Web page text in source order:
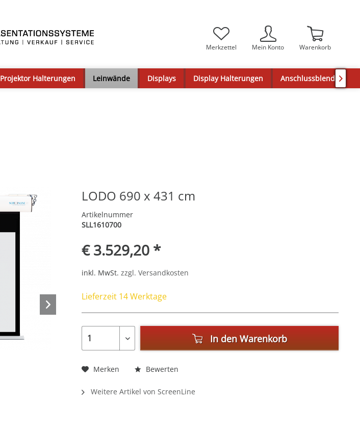
Merkzettel Mein Konto Warenkorb
Projektor Halterungen Leinwände Displays Display Halterungen Anschlussblenden

LODO 690 x 431 cm
Artikelnummer
SLL1610700
€ 3.529,20 *
inkl. MwSt. zzgl. Versandkosten
Lieferzeit 14 Werktage
In den Warenkorb
Merken Bewerten
Weitere Artikel von ScreenLine